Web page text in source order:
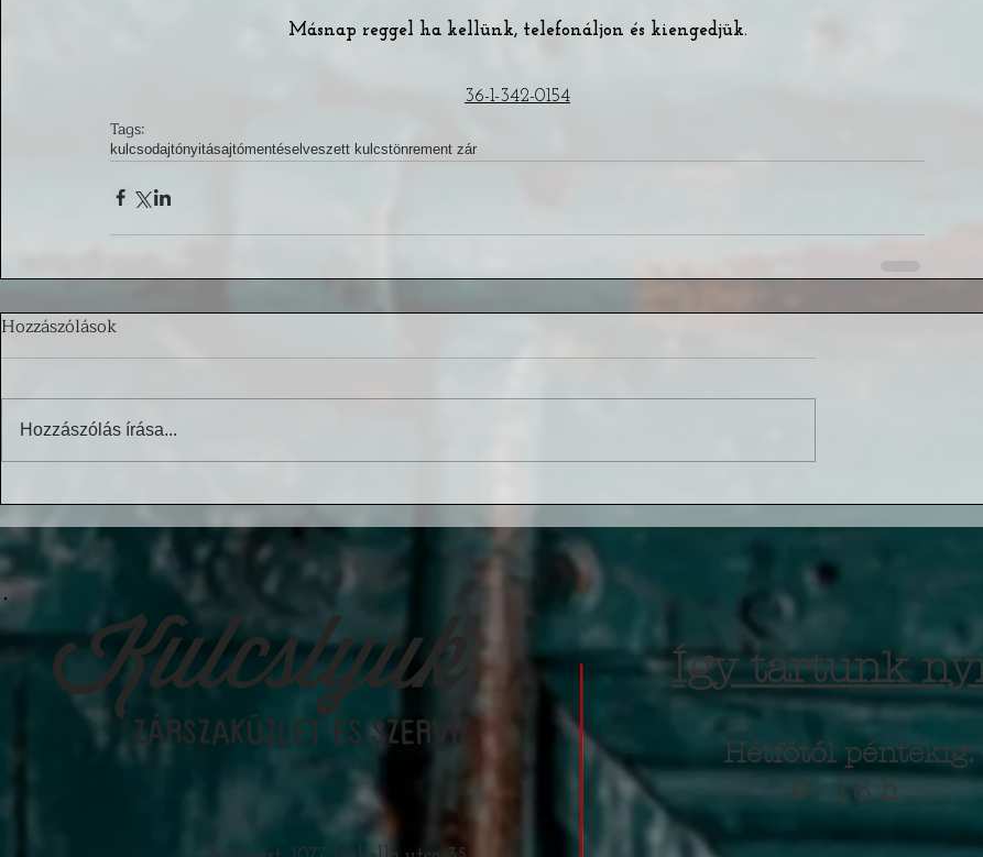
Másnap reggel ha kellünk, telefonáljon és kiengedjük.
36-1-342-0154
Tags:
kulcsodajtónyitásajtómentéselveszett kulcstönrement zár
Hozzászólások
Hozzászólás írása...
Így tartunk
Hétfőtől péntekig:
9 - 18 h